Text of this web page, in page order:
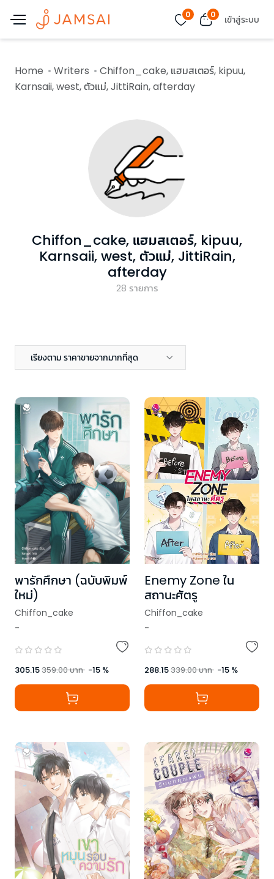
0 0 เข้าสู่ระบบ
Home Writers
Chiffon_cake, แฮมสเตอร์, kipuu,
Karnsaii, west, ตัวแม่, JittiRain, afterday
Chiffon_cake, แฮมสเตอร์, kipuu,
Karnsaii, west, ตัวแม่, JittiRain,
afterday
28 รายการ
เรียงตาม ราคาขายจากมากที่สุด
พารักศึกษา (ฉบับพิมพ์
ใหม่)
Chiffon_cake
-
305.15359.00บาท -15 %
Enemy Zone ใน
สถานะศัตรู
Chiffon_cake
-
288.15339.00บาท -15 %